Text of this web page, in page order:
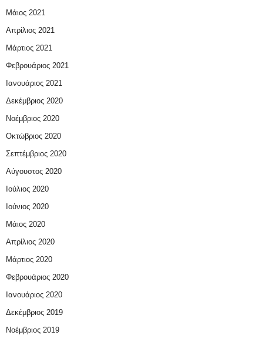
Μάιος 2021
Απρίλιος 2021
Μάρτιος 2021
Φεβρουάριος 2021
Ιανουάριος 2021
Δεκέμβριος 2020
Νοέμβριος 2020
Οκτώβριος 2020
Σεπτέμβριος 2020
Αύγουστος 2020
Ιούλιος 2020
Ιούνιος 2020
Μάιος 2020
Απρίλιος 2020
Μάρτιος 2020
Φεβρουάριος 2020
Ιανουάριος 2020
Δεκέμβριος 2019
Νοέμβριος 2019